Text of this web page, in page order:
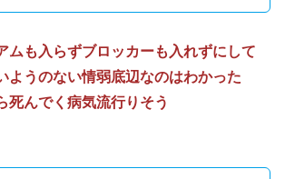
ムも入らずブロッカーも入れずにして
ようのない情弱底辺なのはわかった
死んでく病気流行りそう